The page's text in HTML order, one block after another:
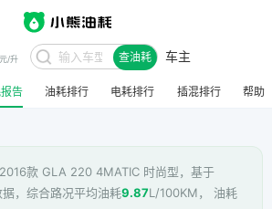
元/升 查油耗 车主
告 油耗排行 电耗排行 插混排行 帮助
款 GLA 220 4MATIC 时尚型，基于
，综合路况平均油耗9.87L/100KM， 油耗